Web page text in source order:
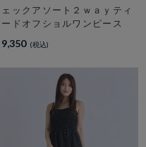
ックアソート２ｗａｙティ
ードオフショルワンピース
9,350